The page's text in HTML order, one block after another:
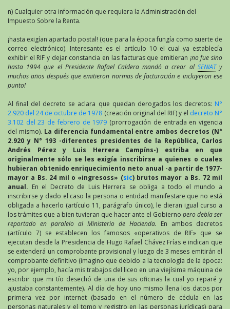
n) Cualquier otra información que requiera la Administración del
Impuesto Sobre la Renta.
¡hasta exigían apartado postal! (que para la época fungía como suerte de
correo electrónico). Interesante es el artículo 10 el cual ya establecía
exhibir el RIF y dejar constancia en las facturas que emitieran ¡no fue sino
hasta 1994 que el Presidente Rafael Caldera mandó a crear al SENIATy
muchos años después que emitieron normas de facturación e incluyeron ese
punto!
Al final del decreto se aclara que quedan derogados los decretos: N°
2.920 del 24 de octubre de 1978 (creación original del RIF) y el decreto N°
3.102 del 23 de febrero de 1979 (prorrogación de entrada en vigencia
del mismo). La diferencia fundamental entre ambos decretos (N°
2.920 y N° 193 -diferentes presidentes de la República, Carlos
Andrés Pérez y Luis Herrera Campíns-) estriba en que
originalmente sólo se les exigía inscribirse a quienes o cuales
hubieran obtenido enriquecimiento neto anual -a partir de 1977-
mayor a Bs. 24 mil o «ingresoss» (sic) brutos mayor a Bs. 72 mil
anual. En el Decreto de Luis Herrera se obliga a todo el mundo a
inscribirse y dado el caso la persona o entidad manifestare que no está
obligada a hacerlo (artículo 11, parágrafo único), le dieran igual curso a
los trámites que a bien tuvieran que hacer ante el Gobierno pero debía ser
reportado en paralelo al Ministerio de Hacienda. En ambos decretos
(artículo 7) se establecen los famosos «operativos de RIF» que se
ejecutan desde la Presidencia de Hugo Rafael Chávez Frías e indican que
se extenderá un comprobante provisional y luego de 3 meses emitirán el
comprobante definitivo (imagino que debido a la tecnología de la época:
yo, por ejemplo, hacía mis trabajos del liceo en una viejísima máquina de
escribir que mi tío desechó de una de sus oficinas la cual yo reparé y
ajustaba constantemente). Al día de hoy uno mismo llena los datos por
primera vez por internet (basado en el número de cédula en las
personas naturales y el tomo y registro en las personas jurídicas) para